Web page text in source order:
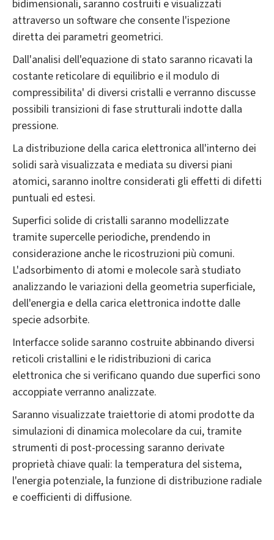
bidimensionali, saranno costruiti e visualizzati
attraverso un software che consente l'ispezione
diretta dei parametri geometrici.
Dall'analisi dell'equazione di stato saranno ricavati la
costante reticolare di equilibrio e il modulo di
compressibilita' di diversi cristalli e verranno discusse
possibili transizioni di fase strutturali indotte dalla
pressione.
La distribuzione della carica elettronica all'interno dei
solidi sarà visualizzata e mediata su diversi piani
atomici, saranno inoltre considerati gli effetti di difetti
puntuali ed estesi.
Superfici solide di cristalli saranno modellizzate
tramite supercelle periodiche, prendendo in
considerazione anche le ricostruzioni più comuni.
L'adsorbimento di atomi e molecole sarà studiato
analizzando le variazioni della geometria superficiale,
dell'energia e della carica elettronica indotte dalle
specie adsorbite.
Interfacce solide saranno costruite abbinando diversi
reticoli cristallini e le ridistribuzioni di carica
elettronica che si verificano quando due superfici sono
accoppiate verranno analizzate.
Saranno visualizzate traiettorie di atomi prodotte da
simulazioni di dinamica molecolare da cui, tramite
strumenti di post-processing saranno derivate
proprietà chiave quali: la temperatura del sistema,
l'energia potenziale, la funzione di distribuzione radiale
e coefficienti di diffusione.